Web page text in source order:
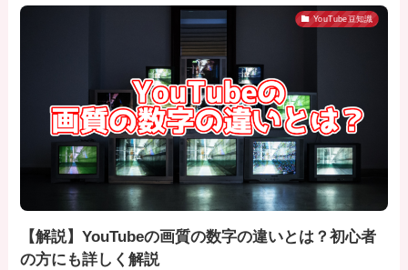
YouTube豆知識
【解説】YouTubeの画質の数字の違いとは？初心者
の方にも詳しく解説